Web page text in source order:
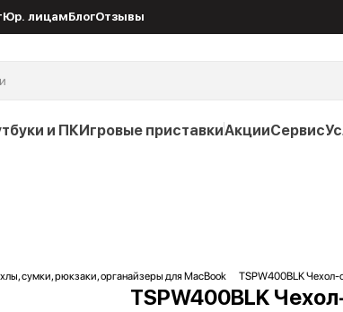
Юр. лицамБлогОтзывы
и ПКИгровые приставкиАкцииСервис
сумки, рюкзаки, органайзеры для MacBook TSPW400BLK Чехол-
TSPW400BLK